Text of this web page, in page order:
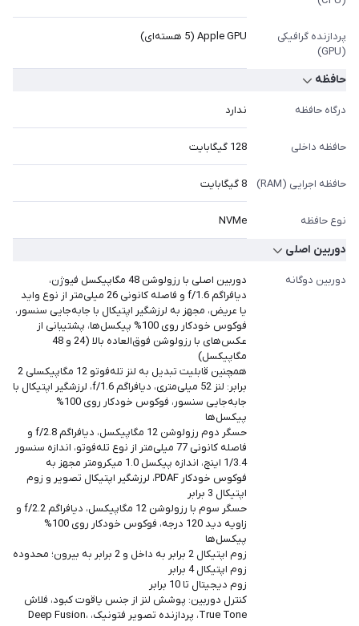
پردازنده گرافیکی
(GPU)
Apple GPU (5 هسته‎‎‎‎‎ای)
حافظه
درگاه حافظه ندارد
حافظه داخلی 128 گیگابایت
حافظه اجرایی (RAM) 8 گیگابایت
نوع حافظه NVMe
دوربین اصلی
دوربین دوگانه
دوربین اصلی با رزولوشن 48 مگاپیکسل فیوژن،
دیافراگم f/1.6 و فاصله کانونی 26 میلی‎‎‎‎‎متر از نوع واید
یا عریض، مجهز به لرزشگیر اپتیکال با جابه‌جایی سنسور،
فوکوس خودکار روی 100% پیکسل‌ها، پشتیبانی از
عکس‌های با رزولوشن فوق‌العاده بالا (24 و 48
مگاپیکسل)
همچنین قابلیت تبدیل به لنز تله‌فوتو 12 مگاپیکسلی 2
برابر: لنز 52 میلی‌متری، دیافراگم f/1.6، لرزشگیر اپتیکال با
جابه‌جایی سنسور، فوکوس خودکار روی 100%
پیکسل‌ها
حسگر دوم رزولوشن 12 مگاپیکسل، دیافراگم f/2.8 و
فاصله کانونی 77 میلی‎‎‎‎‎متر از نوع تله‎‎‎‎‎فوتو، اندازه سنسور
1/3.4 اینچ، اندازه پیکسل 1.0 میکرومتر مجهز به
فوکوس خودکار PDAF، لرزشگیر اپتیکال تصویر و زوم
اپتیکال 3 برابر
حسگر سوم با رزولوشن 12 مگاپیکسل، دیافراگم f/2.2 و
زاویه دید 120 درجه، فوکوس خودکار روی 100%
پیکسل‌ها
زوم اپتیکال 2 برابر به داخل و 2 برابر به بیرون؛ محدوده
زوم اپتیکال 4 برابر
زوم دیجیتال تا 10 برابر
کنترل دوربین: پوشش لنز از جنس یاقوت کبود، فلاش
True Tone، پردازنده تصویر فتونیک، Deep Fusion،